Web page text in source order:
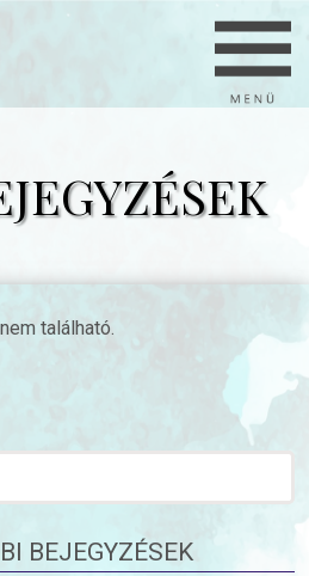
található.
BEJEGYZÉSEK